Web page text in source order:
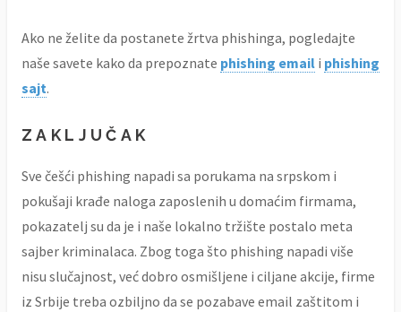
Ako ne želite da postanete žrtva phishinga, pogledajte
naše savete kako da prepoznate phishing email i phishing
sajt.
ZAKLJUČAK
Sve češći phishing napadi sa porukama na srpskom i
pokušaji krađe naloga zaposlenih u domaćim firmama,
pokazatelj su da je i naše lokalno tržište postalo meta
sajber kriminalaca. Zbog toga što phishing napadi više
nisu slučajnost, već dobro osmišljene i ciljane akcije, firme
iz Srbije treba ozbiljno da se pozabave email zaštitom i